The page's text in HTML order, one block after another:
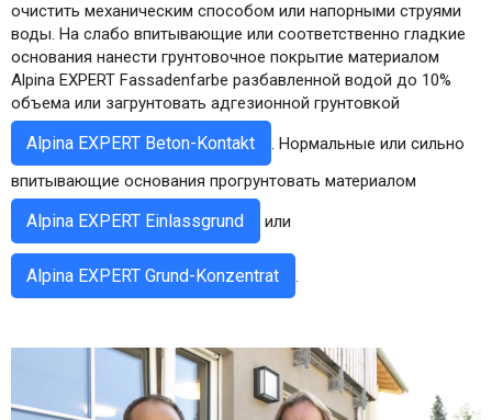
очистить механическим способом или напорными струями
воды. На слабо впитывающие или соответственно гладкие
основания нанести грунтовочное покрытие материалом
Alpina EXPERT Fassadenfarbe разбавленной водой до 10%
объема или загрунтовать адгезионной грунтовкой
Alpina EXPERT Beton-Kontakt
. Нормальные или сильно
впитывающие основания прогрунтовать материалoм
Alpina EXPERT Einlassgrund или
Alpina EXPERT Grund-Konzentrat